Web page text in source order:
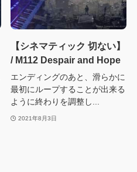
【シネマティック 切ない】
/ M112 Despair and Hope
エンディングのあと、滑らかに
最初にループすることが出来る
ように終わりを調整し...
2021年8月3日